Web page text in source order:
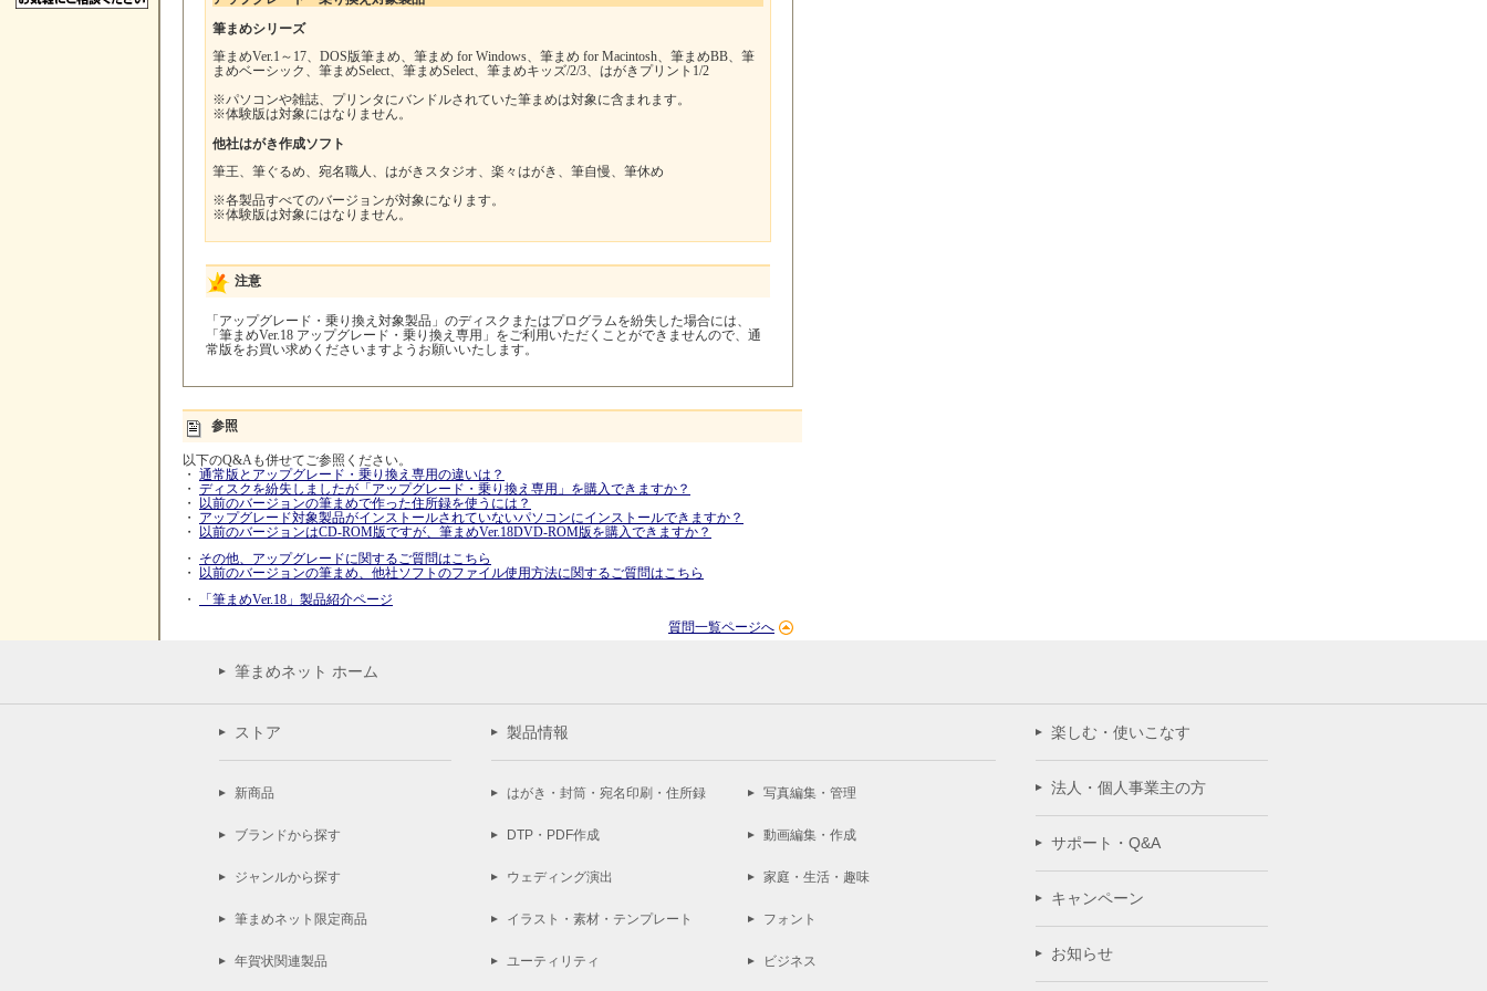
筆まめシリーズ
筆まめVer.1～17、DOS版筆まめ、筆まめ for Windows、筆まめ for Macintosh、筆まめBB、筆
まめベーシック、筆まめSelect、筆まめSelect、筆まめキッズ/2/3、はがきプリント1/2
※パソコンや雑誌、プリンタにバンドルされていた筆まめは対象に含まれます。
※体験版は対象にはなりません。
他社はがき作成ソフト
筆王、筆ぐるめ、宛名職人、はがきスタジオ、楽々はがき、筆自慢、筆休め
※各製品すべてのバージョンが対象になります。
※体験版は対象にはなりません。
注意
「アップグレード・乗り換え対象製品」のディスクまたはプログラムを紛失した場合には、
「筆まめVer.18 アップグレード・乗り換え専用」をご利用いただくことができませんので、通
常版をお買い求めくださいますようお願いいたします。
参照
以下のQ&Aも併せてご参照ください。
・ 通常版とアップグレード・乗り換え専用の違いは？
・ ディスクを紛失しましたが「アップグレード・乗り換え専用」を購入できますか？
・
以前のバージョンの筆まめで作った住所録を使うには？
・ アップグレード対象製品がインストールされていないパソコンにインストールできますか？
・
以前のバージョンはCD-ROM版ですが、筆まめVer.18DVD-ROM版を購入できますか？
・ その他、アップグレードに関するご質問はこちら
・
以前のバージョンの筆まめ、他社ソフトのファイル使用方法に関するご質問はこちら
・
「筆まめVer.18」製品紹介ページ
質問一覧ページへ
筆まめネット ホーム
ストア
新商品
ブランドから探す
ジャンルから探す
筆まめネット限定商品
年賀状関連製品
製品情報
はがき・封筒・宛名印刷・住所録 写真編集・管理
DTP・PDF作成 動画編集・作成
ウェディング演出 家庭・生活・趣味
イラスト・素材・テンプレート フォント
ユーティリティ ビジネス
楽しむ・使いこなす
法人・個人事業主の方
サポート・Q&A
キャンペーン
お知らせ